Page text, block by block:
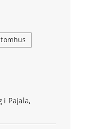
i Pajala,